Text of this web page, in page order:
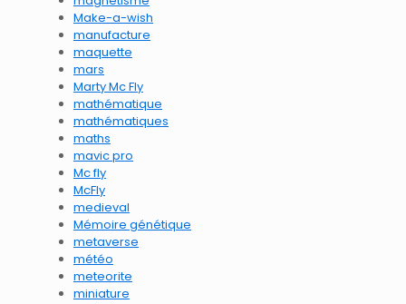
Make-a-wish
manufacture
maquette
mars
Marty Mc Fly
mathématique
mathématiques
maths
mavic pro
Mc fly
McFly
medieval
Mémoire génétique
metaverse
météo
meteorite
miniature